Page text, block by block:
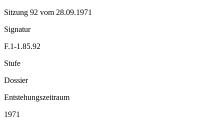
Sitzung 92 vom 28.09.1971
Signatur
F.1-1.85.92
Stufe
Dossier
Entstehungszeitraum
1971